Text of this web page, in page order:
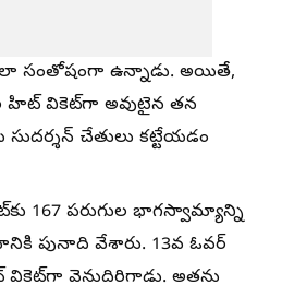
సంతోషంగా ఉన్నాడు. అయితే,
హిట్ వికెట్‌గా అవుటైన తన
చేతులు కట్టేయడం
167 పరుగుల భాగస్వామ్యాన్ని
పునాది వేశారు. 13వ ఓవర్
వెనుదిరిగాడు. అతను